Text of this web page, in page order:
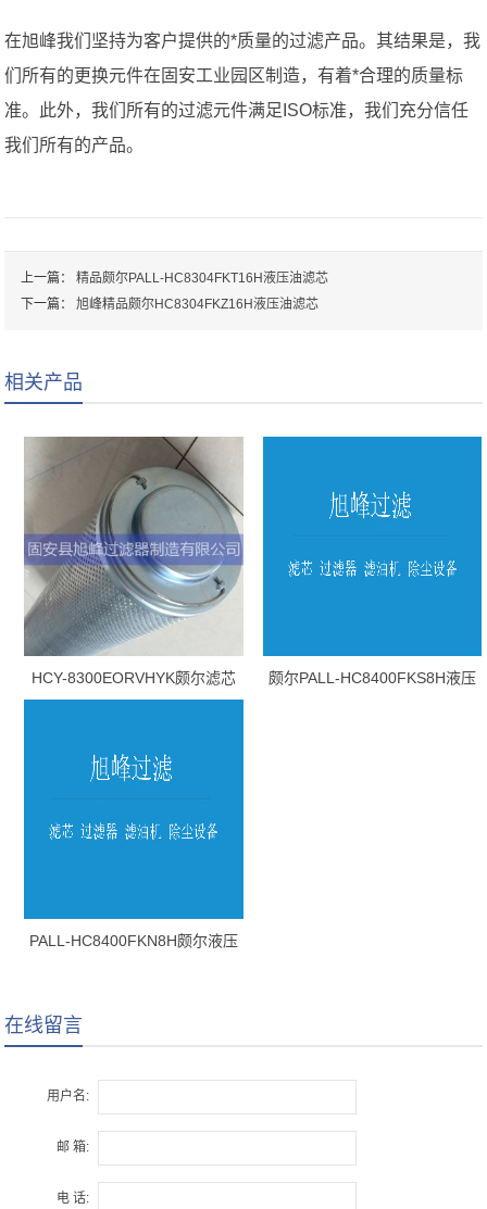
在旭峰我们坚持为客户提供的*质量的过滤产品。其结果是，我
们所有的更换元件在固安工业园区制造，有着*合理的质量标
准。此外，我们所有的过滤元件满足ISO标准，我们充分信任
我们所有的产品。
上一篇：精品颇尔PALL-HC8304FKT16H液压油滤芯
下一篇：旭峰精品颇尔HC8304FKZ16H液压油滤芯
相关产品
HCY-8300EORVHYK颇尔滤芯
颇尔PALL-HC8400FKS8H液压
PALL-HC8400FKN8H颇尔液压
在线留言
用户名:
邮 箱:
电 话: